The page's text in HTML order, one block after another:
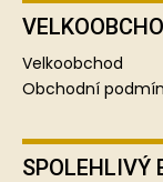
Velkoobchod
Obchodní
SPOLEHLIVÝ